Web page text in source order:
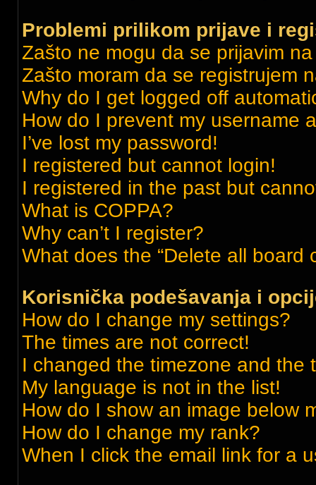
Problemi prilikom prijave i
Zašto ne mogu da se prijavim
Zašto moram da se registrujem
Why do I get logged off
How do I prevent my username
I’ve lost my password!
I registered but cannot login!
I registered in the past but
What is COPPA?
Why can’t I register?
What does the “Delete all board
Korisnička podešavanja i
How do I change my settings?
The times are not correct!
I changed the timezone and the
My language is not in the list!
How do I show an image below
How do I change my rank?
When I click the email link for a